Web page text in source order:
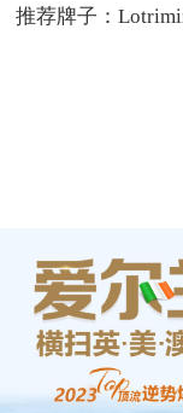
推荐牌子：